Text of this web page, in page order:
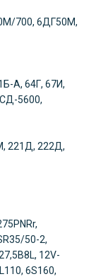
700, 6ДГ50М,
А, 64Г, 67И,
5600,
221Д, 222Д,
50-2,
12V-
6S160,